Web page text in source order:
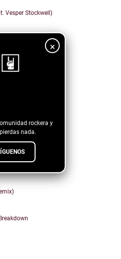
×
rockera y
nada.
Vesper Stockwell)
Out
Boy